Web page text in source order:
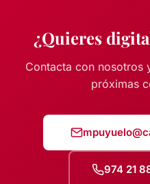
¿Quieres
Contacta con nosotros
próximas
974 21